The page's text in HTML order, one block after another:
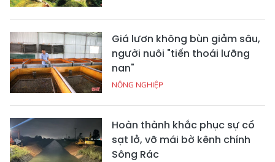
Giá lươn không bùn giảm sâu,
người nuôi "tiến thoái lưỡng
nan"
NÔNG NGHIỆP
Hoàn thành khắc phục sự cố
sạt lở, vỡ mái bờ kênh chính
Sông Rác